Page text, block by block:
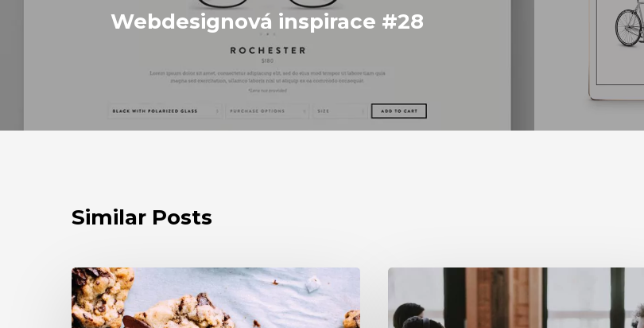
Webdesignová inspirace #28
Similar Posts